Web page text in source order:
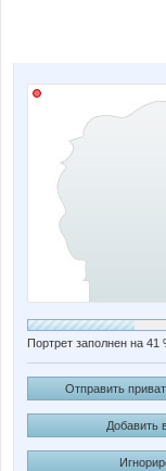
Портрет заполнен на 41
Отправить
Добавить